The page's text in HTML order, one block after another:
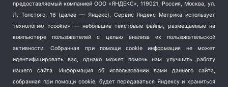
Терроризм (1)
Транспорт (262)
Туризм (178)
Школа и спорт (2)
предоставляемый компанией ООО «ЯНДЕКС», 119021, Россия, Москва, ул.
Л. Толстого, 16 (далее — Яндекс). Сервис Яндекс Метрика использует
технологию «cookie» — небольшие текстовые файлы, размещаемые на
компьютере пользователей с целью анализа их пользовательской
активности.
Собранная при помощи cookie информация не может
идентифицировать вас, однако может помочь нам улучшить работу
нашего сайта. Информация об использовании вами данного сайта,
собранная при помощи cookie, будет передаваться Яндексу и храниться